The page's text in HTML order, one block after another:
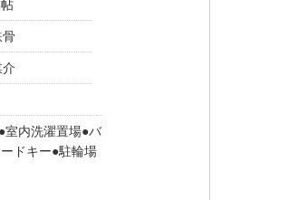
室内洗濯置場 バ
ドキー 駐輪場